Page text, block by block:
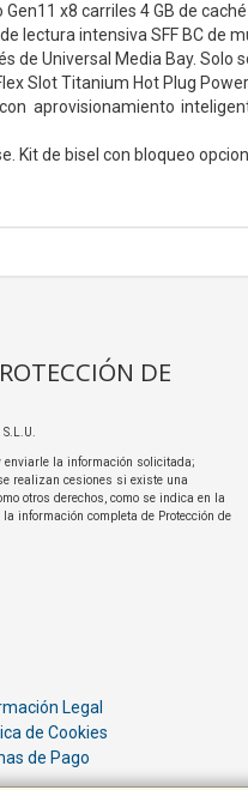
Gen11 x8 carriles 4 GB de caché
de lectura intensiva SFF BC de
de Universal Media Bay. Solo
Slot Titanium Hot Plug
aprovisionamiento
Kit de bisel con bloqueo
DE
S.L.U.
la información solicitada;
realizan cesiones si existe una
otros derechos, como se indica en la
información completa de Protección de
Legal
de Cookies
de Pago